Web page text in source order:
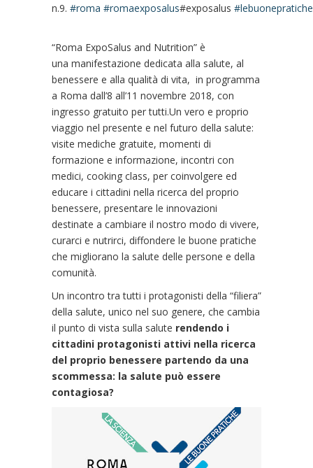
n.9. #roma #romaexposalus#exposalus #
“Roma ExpoSalus and Nutrition” è
una manifestazione dedicata alla salute, al
benessere e alla qualità di vita, in programma
a Roma dall’8 all’11 novembre 2018, con
ingresso gratuito per tutti.Un vero e proprio
viaggio nel presente e nel futuro della salute:
visite mediche gratuite, momenti di
formazione e informazione, incontri con
medici, cooking class, per coinvolgere ed
educare i cittadini nella ricerca del proprio
benessere, presentare le innovazioni
destinate a cambiare il nostro modo di vivere,
curarci e nutrirci, diffondere le buone pratiche
che migliorano la salute delle persone e della
comunità.
Un incontro tra tutti i protagonisti della “filiera”
della salute, unico nel suo genere, che cambia
il punto di vista sulla salute rendendo i
cittadini protagonisti attivi nella ricerca
del proprio benessere partendo da una
scommessa: la salute può essere
contagiosa?